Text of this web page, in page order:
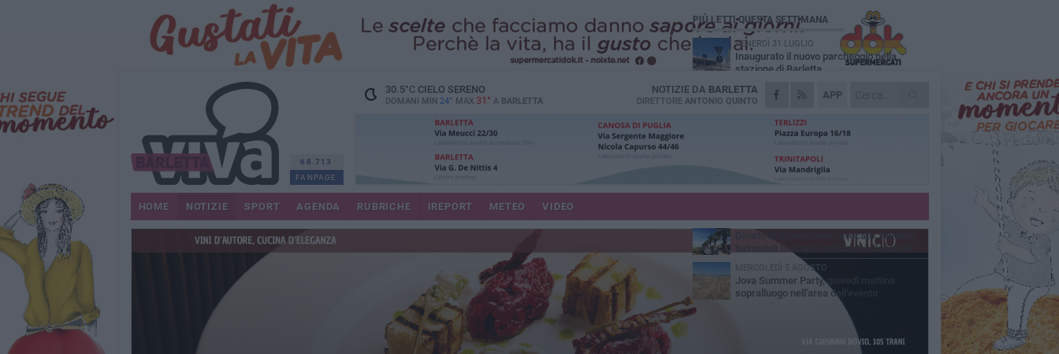
68.713
FANPAGE
30.5°CCIELO SERENO
DOMANI MIN 24° MAX 31° A BARLETTA
APP
NOTIZIE DA BARLETTA
DIRETTORE ANTONIO QUINTO
HOME NOTIZIE SPORT AGENDA RUBRICHE IREPORT METEO VIDEO
PIÙ LETTI QUESTA SETTIMANA
VENERDÌ 31 LUGLIO
Inaugurato il nuovo parcheggio nella
stazione di Barletta
MERCOLEDÌ 5 AGOSTO
Barletta piange Gioacchino Dagnello:
GIOVEDÌ 30 LUGLIO
gioielleria, banditi in fuga
DOMENICA 2 AGOSTO
Beni confiscati alla mafia. Nasce il servizio
VENERDÌ 31 LUGLIO
Divieto di balneazione revocato, tornano
balneabili le acque antistanti il Canale H
MERCOLEDÌ 5 AGOSTO
Jova Summer Party, giovedì mattina
sopralluogo nell'area dell'evento